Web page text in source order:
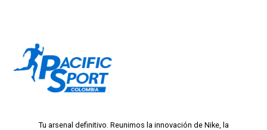
Tu arsenal definitivo. Reunimos la innovación de Nike, la